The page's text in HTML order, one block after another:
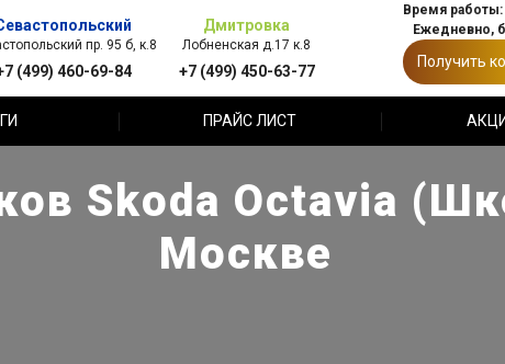
пр. 95 б, к.8
(499) 460-69-84
Дмитровка
Лобненская д.17 к.8
+7 (499) 450-63-77
Время работы:
Ежедневно,
Получить
ПРАЙС ЛИСТ
Skoda Octavia
Москве